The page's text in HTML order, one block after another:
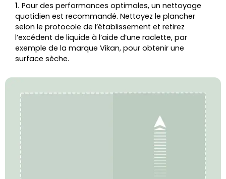
1. Pour des performances optimales, un nettoyage
quotidien est recommandé. Nettoyez le plancher
selon le protocole de l’établissement et retirez
l’excédent de liquide à l’aide d’une raclette, par
exemple de la marque Vikan, pour obtenir une
surface sèche.